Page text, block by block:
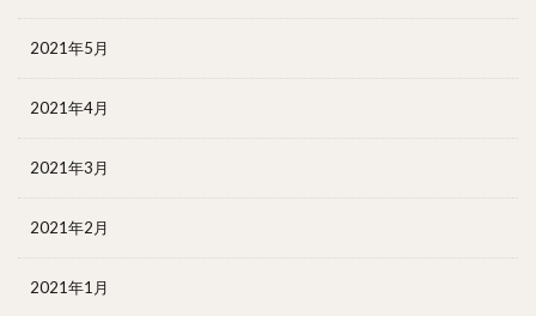
2021年5月
2021年4月
2021年3月
2021年2月
2021年1月